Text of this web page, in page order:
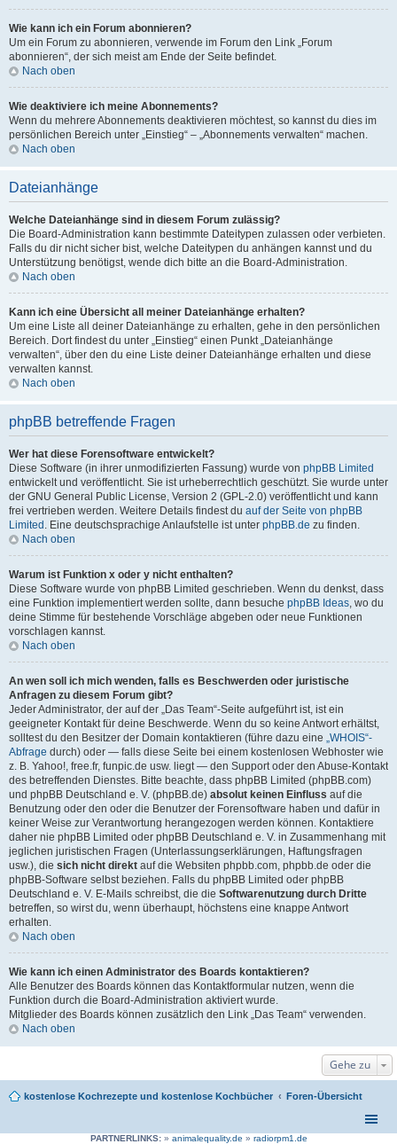
Wie kann ich ein Forum abonnieren?
Um ein Forum zu abonnieren, verwende im Forum den Link „Forum
abonnieren“, der sich meist am Ende der Seite befindet.
Nach oben
Wie deaktiviere ich meine Abonnements?
Wenn du mehrere Abonnements deaktivieren möchtest, so kannst du dies im
persönlichen Bereich unter „Einstieg“ – „Abonnements verwalten“ machen.
Nach oben
Dateianhänge
Welche Dateianhänge sind in diesem Forum zulässig?
Die Board-Administration kann bestimmte Dateitypen zulassen oder verbieten.
Falls du dir nicht sicher bist, welche Dateitypen du anhängen kannst und du
Unterstützung benötigst, wende dich bitte an die Board-Administration.
Nach oben
Kann ich eine Übersicht all meiner Dateianhänge erhalten?
Um eine Liste all deiner Dateianhänge zu erhalten, gehe in den persönlichen
Bereich. Dort findest du unter „Einstieg“ einen Punkt „Dateianhänge
verwalten“, über den du eine Liste deiner Dateianhänge erhalten und diese
verwalten kannst.
Nach oben
phpBB betreffende Fragen
Wer hat diese Forensoftware entwickelt?
Diese Software (in ihrer unmodifizierten Fassung) wurde von phpBB Limited
entwickelt und veröffentlicht. Sie ist urheberrechtlich geschützt. Sie wurde unter
der GNU General Public License, Version 2 (GPL-2.0) veröffentlicht und kann
frei vertrieben werden. Weitere Details findest du auf der Seite von phpBB
Limited . Eine deutschsprachige Anlaufstelle ist unter phpBB.de zu finden.
Nach oben
Warum ist Funktion x oder y nicht enthalten?
Diese Software wurde von phpBB Limited geschrieben. Wenn du denkst, dass
eine Funktion implementiert werden sollte, dann besuche phpBB Ideas, wo du
deine Stimme für bestehende Vorschläge abgeben oder neue Funktionen
vorschlagen kannst.
Nach oben
An wen soll ich mich wenden, falls es Beschwerden oder juristische
Anfragen zu diesem Forum gibt?
Jeder Administrator, der auf der „Das Team“-Seite aufgeführt ist, ist ein
geeigneter Kontakt für deine Beschwerde. Wenn du so keine Antwort erhältst,
solltest du den Besitzer der Domain kontaktieren (führe dazu eine „WHOIS“-
Abfrage durch) oder — falls diese Seite bei einem kostenlosen Webhoster wie
z. B. Yahoo!, free.fr, funpic.de usw. liegt — den Support oder den Abuse-Kontakt
des betreffenden Dienstes. Bitte beachte, dass phpBB Limited (phpBB.com)
und phpBB Deutschland e. V. (phpBB.de) absolut keinen Einfluss auf die
Benutzung oder den oder die Benutzer der Forensoftware haben und dafür in
keiner Weise zur Verantwortung herangezogen werden können. Kontaktiere
daher nie phpBB Limited oder phpBB Deutschland e. V. in Zusammenhang mit
jeglichen juristischen Fragen (Unterlassungserklärungen, Haftungsfragen
usw.), die sich nicht direkt auf die Websiten phpbb.com, phpbb.de oder die
phpBB-Software selbst beziehen. Falls du phpBB Limited oder phpBB
Deutschland e. V. E-Mails schreibst, die die Softwarenutzung durch Dritte
betreffen, so wirst du, wenn überhaupt, höchstens eine knappe Antwort
erhalten.
Nach oben
Wie kann ich einen Administrator des Boards kontaktieren?
Alle Benutzer des Boards können das Kontaktformular nutzen, wenn die
Funktion durch die Board-Administration aktiviert wurde.
Mitglieder des Boards können zusätzlich den Link „Das Team“ verwenden.
Nach oben
Gehe zu
kostenlose Kochrezepte und kostenlose Kochbücher Foren-Übersicht
PARTNERLINKS:» animalequality.de » radiorpm1.de